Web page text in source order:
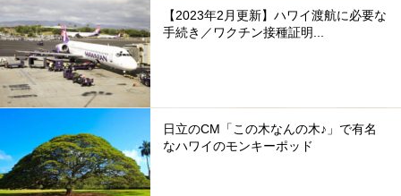
【2023年2月更新】ハワイ渡航に必要な
手続き／ワクチン接種証明...
日立のCM「この木なんの木♪」で有名
なハワイのモンキーポッド